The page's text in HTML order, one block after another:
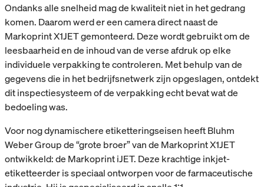
Ondanks alle snelheid mag de kwaliteit niet in het gedrang
komen. Daarom werd er een camera direct naast de
Markoprint X1JET gemonteerd. Deze wordt gebruikt om de
leesbaarheid en de inhoud van de verse afdruk op elke
individuele verpakking te controleren. Met behulp van de
gegevens die in het bedrijfsnetwerk zijn opgeslagen, ontdekt
dit inspectiesysteem of de verpakking echt bevat wat de
bedoeling was.
Voor nog dynamischere etiketteringseisen heeft Bluhm
Weber Group de “grote broer” van de Markoprint X1JET
ontwikkeld: de Markoprint iJET. Deze krachtige inkjet-
etiketteerder is speciaal ontworpen voor de farmaceutische